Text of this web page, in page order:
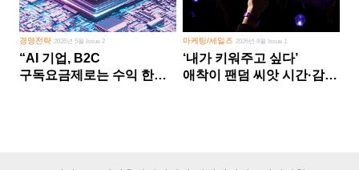
경영전략 2026년 5월 Issue 2
“AI 기업, B2C
구독요금제로는 수익 한계
마케팅/세일즈 2026년 8월 Issue 1
‘내가 키워주고 싶다’
애착이 팬덤 씨앗 시간·감정